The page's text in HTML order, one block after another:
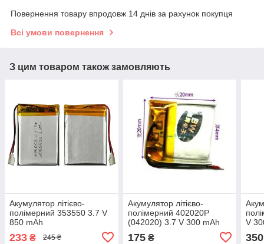
Повернення товару впродовж 14 днів за рахунок покупця
Всі умови повернення
З цим товаром також замовляють
Акумулятор літієво-
полімерний 353550 3.7 V
850 mAh
233 ₴ 245 ₴
Акумулятор літієво-
полімерний 402020P
(042020) 3.7 V 300 mAh
175₴
V
350